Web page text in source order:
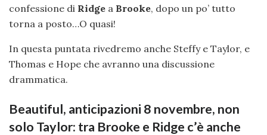
confessione di Ridge a Brooke, dopo un po’ tutto
torna a posto…O quasi!
In questa puntata rivedremo anche Steffy e Taylor, e
Thomas e Hope che avranno una discussione
drammatica.
Beautiful, anticipazioni 8 novembre, non
solo Taylor: tra Brooke e Ridge c’è anche